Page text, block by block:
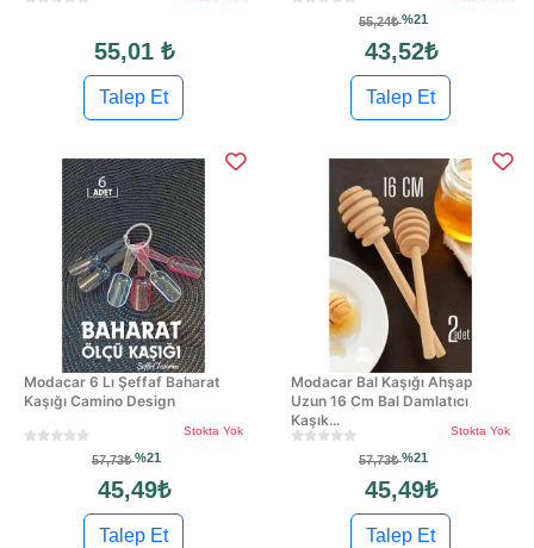
55,01 ₺
Talep Et
55,24₺%21
43,52₺
Talep Et
Modacar 6 Lı Şeffaf Baharat
Kaşığı Camino Design
Stokta Yok
57,73₺%21
45,49₺
Talep Et
Modacar Bal Kaşığı Ahşap
Uzun 16 Cm Bal Damlatıcı
Kaşık...
Stokta Yok
57,73₺%21
45,49₺
Talep Et